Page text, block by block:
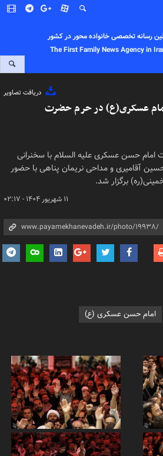
رسانه تخصصی خانواده محور در کشور
The First Family News Agency in
دریافت تصاویر
عسکری(ع) در حرم حضرت
امام حسن عسکری علیه السلام با سخنرانی
آقامیری و مداحی نریمان پناهی با حضور
برگزار شد.
۱۱ شهریور ۱۴۰۴ - ۰۲:۱۷
امام حسن عسکری (ع)